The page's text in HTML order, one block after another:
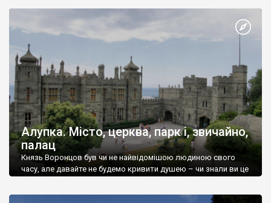
Алупка. Місто, церква, парк і, звичайно,
палац
Князь Воронцов був чи не найвідомішою людиною свого
часу, але давайте не будемо кривити душею – чи знали ви це